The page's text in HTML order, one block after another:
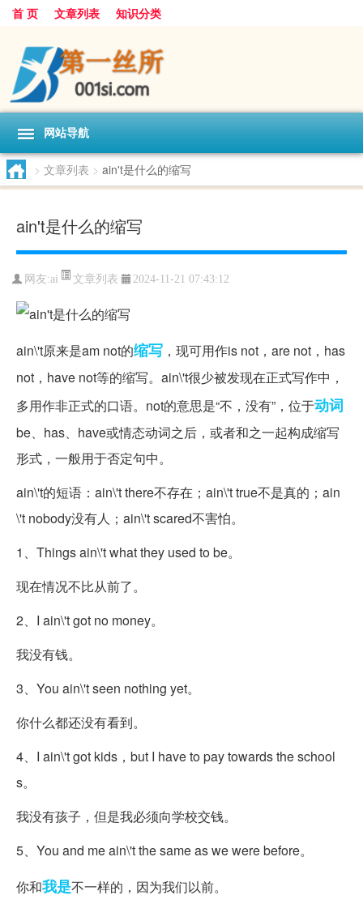
首 页 文章列表 知识分类
网站导航
> 文章列表 > ain't是什么的缩写
ain't是什么的缩写
网友:ai 文章列表 2024-11-21 07:43:12
ain\'t原来是am not的缩写 ，现可用作is not，are not，has
not，have not等的缩写。ain\'t很少被发现在正式写作中，
多用作非正式的口语。not的意思是“不，没有”，位于动词
be、has、have或情态动词之后，或者和之一起构成缩写
形式，一般用于否定句中。
ain\'t的短语：ain\'t there不存在；ain\'t true不是真的；ain
\'t nobody没有人；ain\'t scared不害怕。
1、Things ain\'t what they used to be。
现在情况不比从前了。
2、I ain\'t got no money。
我没有钱。
3、You ain\'t seen nothing yet。
你什么都还没有看到。
4、I ain\'t got kids，but I have to pay towards the school
s。
我没有孩子，但是我必须向学校交钱。
5、You and me ain\'t the same as we were before。
你和我是不一样的，因为我们以前。